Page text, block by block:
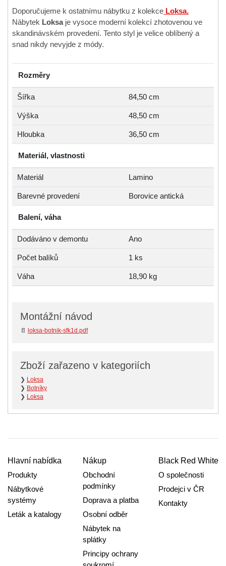
Doporučujeme k ostatnímu nábytku z kolekce Loksa.
Nábytek Loksaje vysoce moderní kolekcí zhotovenou ve
skandinávském provedení. Tento styl je velice oblíbený a
snad nikdy nevyjde z módy.
Rozměry
Šířka 84,50 cm
Výška 48,50 cm
Hloubka 36,50 cm
Materiál, vlastnosti
Materiál Lamino
Barevné provedení Borovice antická
Balení, váha
Dodáváno v demontu Ano
Počet balíků 1 ks
Váha 18,90 kg
Montážní návod
📄 loksa-botnik-sfk1d.pdf
Zboží zařazeno v kategoriích
❯ Loksa
❯ Botníky
❯ Loksa
Hlavní nabídka
Produkty
Nábytkové
systémy
Leták a katalogy
Nákup
Obchodní
podmínky
Doprava a platba
Osobní odběr
Nábytek na
splátky
Principy ochrany
Black Red White
O společnosti
Prodejci v ČR
Kontakty